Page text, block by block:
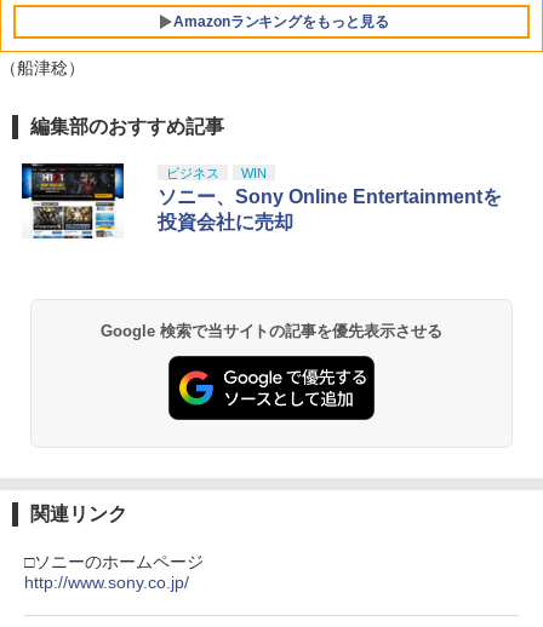
Amazonランキングをもっと見る
1
【純正品】Xbox ワイヤレス コントロー
￥8,300
ラー (ロボット ホワイト)
4
1
劇場版「鬼滅の刃」無限城編 第一章 猗
￥3,982
2
劇場版「鬼滅の刃」無限城編 第一章 猗
窩座再来 通常版 [DVD]
カー特典:【坤と離】二振りの剣、十翼よ
（船津稔）
編集部のおすすめ記事
ビジネス WIN
ソニー、Sony Online Entertainmentを
投資会社に売却
Google 検索で当サイトの記事を優先表示させる
関連リンク
□ソニーのホームページ
http://www.sony.co.jp/